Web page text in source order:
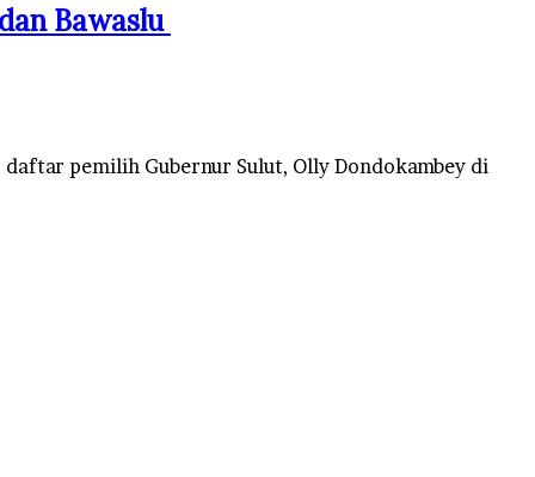
Bawaslu
pemilih Gubernur Sulut, Olly Dondokambey di